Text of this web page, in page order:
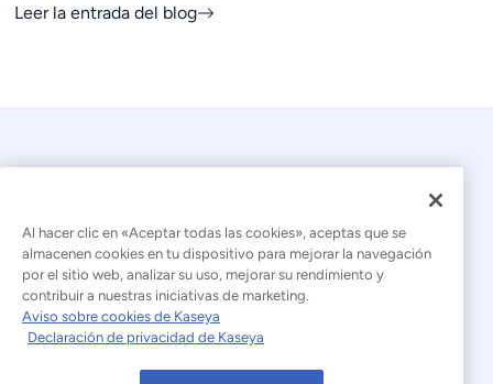
Leer la entrada del blog
© 2026 Kaseya. Todos los derechos reservados.
Español (América Latina)
Declaración sobre la esclavitud moderna
Al hacer clic en «Aceptar todas las cookies», aceptas que se
almacenen cookies en tu dispositivo para mejorar la navegación
por el sitio web, analizar su uso, mejorar su rendimiento y
contribuir a nuestras iniciativas de marketing.
Aviso sobre cookies de Kaseya
Declaración de privacidad de Kaseya